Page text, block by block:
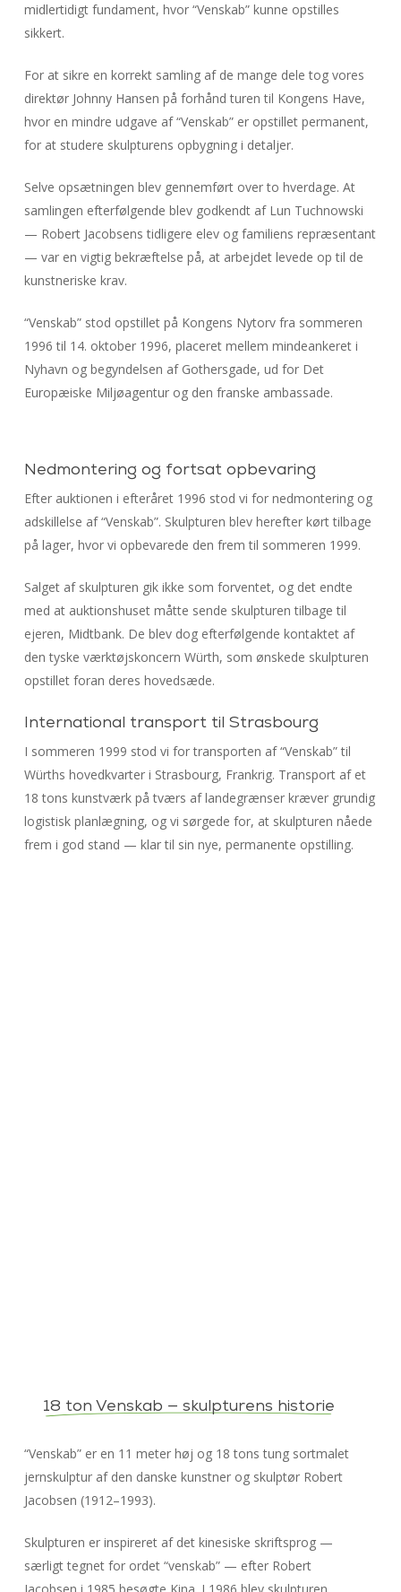
midlertidigt fundament, hvor “Venskab” kunne opstilles
sikkert.
For at sikre en korrekt samling af de mange dele tog vores
direktør Johnny Hansen på forhånd turen til Kongens Have,
hvor en mindre udgave af “Venskab” er opstillet permanent,
for at studere skulpturens opbygning i detaljer.
Selve opsætningen blev gennemført over to hverdage. At
samlingen efterfølgende blev godkendt af Lun Tuchnowski
— Robert Jacobsens tidligere elev og familiens repræsentant
— var en vigtig bekræftelse på, at arbejdet levede op til de
kunstneriske krav.
“Venskab” stod opstillet på Kongens Nytorv fra sommeren
1996 til 14. oktober 1996, placeret mellem mindeankeret i
Nyhavn og begyndelsen af Gothersgade, ud for Det
Europæiske Miljøagentur og den franske ambassade.
Nedmontering og fortsat opbevaring
Efter auktionen i efteråret 1996 stod vi for nedmontering og
adskillelse af “Venskab”. Skulpturen blev herefter kørt tilbage
på lager, hvor vi opbevarede den frem til sommeren 1999.
Salget af skulpturen gik ikke som forventet, og det endte
med at auktionshuset måtte sende skulpturen tilbage til
ejeren, Midtbank. De blev dog efterfølgende kontaktet af
den tyske værktøjskoncern Würth, som ønskede skulpturen
opstillet foran deres hovedsæde.
International transport til Strasbourg
I sommeren 1999 stod vi for transporten af “Venskab” til
Würths hovedkvarter i Strasbourg, Frankrig. Transport af et
18 tons kunstværk på tværs af landegrænser kræver grundig
logistisk planlægning, og vi sørgede for, at skulpturen nåede
frem i god stand — klar til sin nye, permanente opstilling.
18 ton Venskab — skulpturens historie
“Venskab” er en 11 meter høj og 18 tons tung sortmalet
jernskulptur af den danske kunstner og skulptør Robert
Jacobsen (1912–1993).
Skulpturen er inspireret af det kinesiske skriftsprog —
særligt tegnet for ordet “venskab” — efter Robert